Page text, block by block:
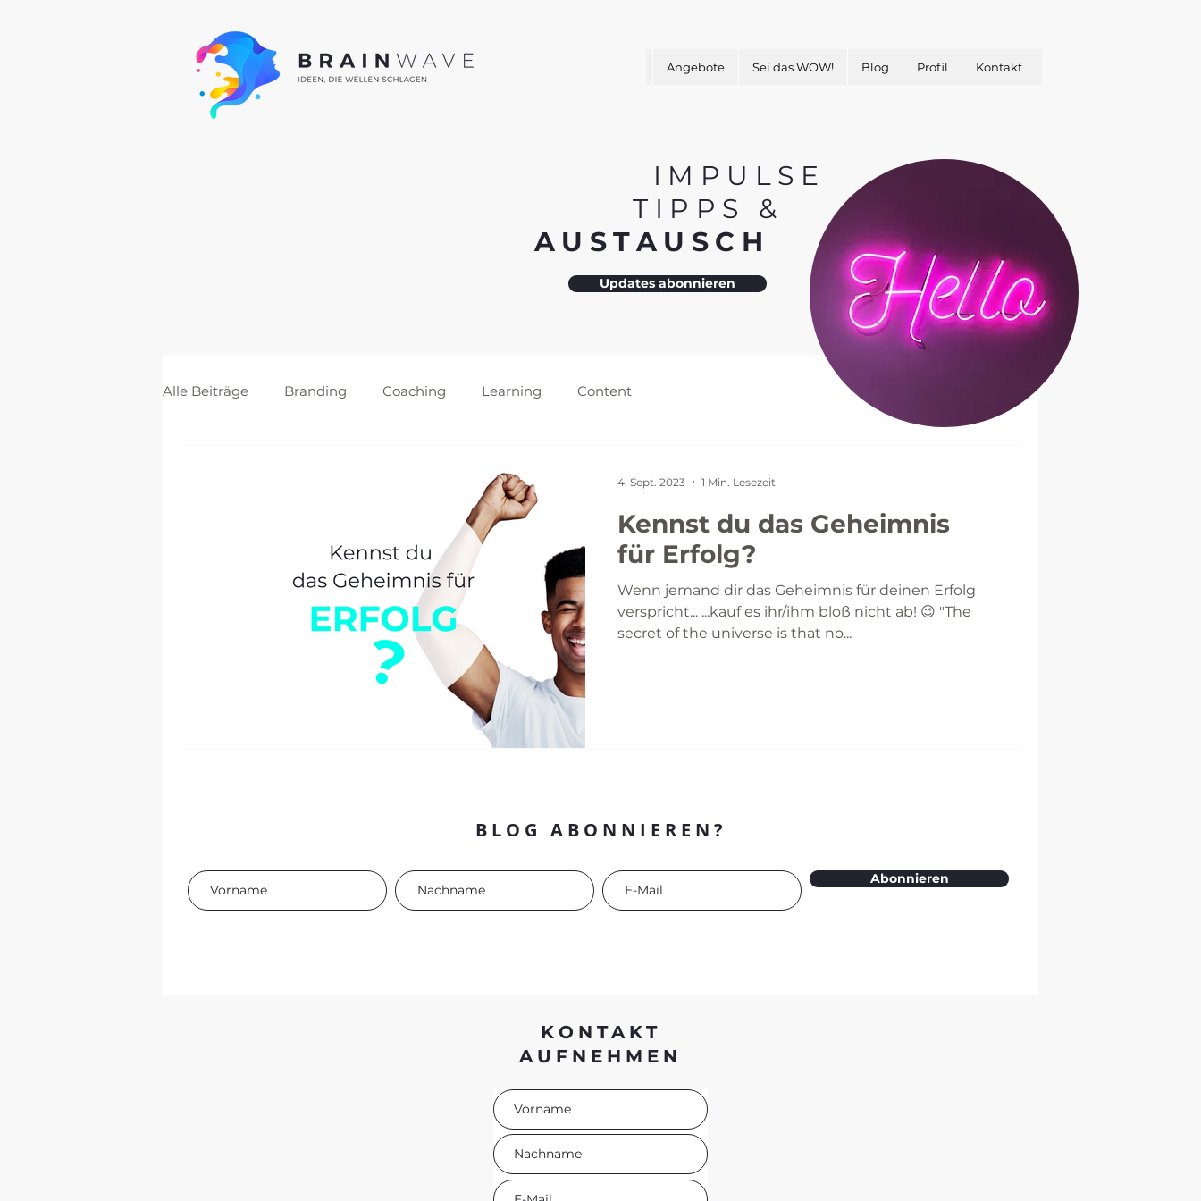
Angebote Sei das WOW! Blog Profil Kontakt
Alle Beiträge Branding Coaching Learning Content
Kennst du das Geheimnis
für Erfolg?
Wenn jemand dir das Geheimnis für deinen Erfolg
verspricht... ...kauf es ihr/ihm bloß nicht ab! 😉 "The
secret of the universe is that no...
4. Sept. 2023 1 Min. Lesezeit
IMPULSE
TIPPS &
AUSTAUSCH
Updates abonnieren
BLOG ABONNIEREN?
Abonnieren
KONTAKT
AUFNEHMEN